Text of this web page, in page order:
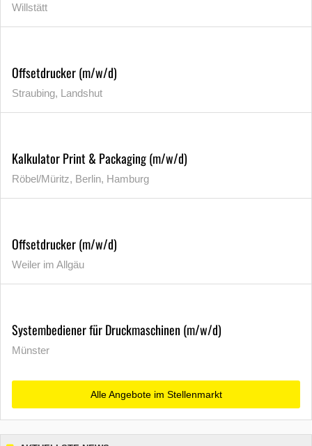
Willstätt
Offsetdrucker (m/w/d)
Straubing, Landshut
Kalkulator Print & Packaging (m/w/d)
Röbel/Müritz, Berlin, Hamburg
Offsetdrucker (m/w/d)
Weiler im Allgäu
Systembediener für Druckmaschinen (m/w/d)
Münster
Alle Angebote im Stellenmarkt